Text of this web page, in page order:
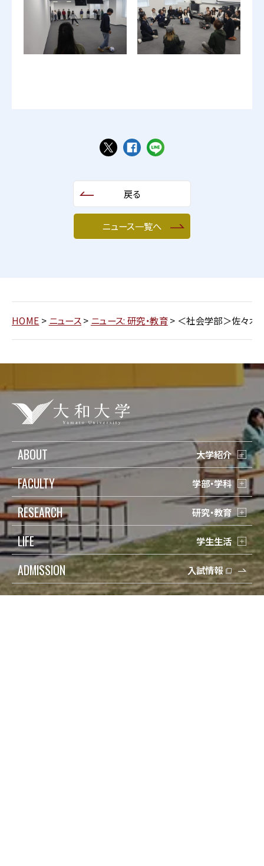
戻る
ニュース一覧へ
HOME > ニュース> ニュース: 研究・教育> ＜社会学部＞佐々木
ABOUT 大学紹介
FACULTY 学部・学科
RESEARCH 研究・教育
LIFE 学生生活
ADMISSION 入試情報